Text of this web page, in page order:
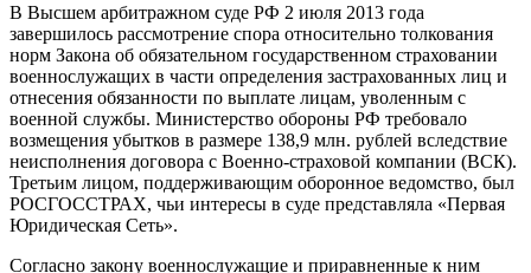
В Высшем арбитражном суде РФ 2 июля 2013 года
завершилось рассмотрение спора относительно толкования
норм Закона об обязательном государственном страховании
военнослужащих в части определения застрахованных лиц и
отнесения обязанности по выплате лицам, уволенным с
военной службы. Министерство обороны РФ требовало
возмещения убытков в размере 138,9 млн. рублей вследствие
неисполнения договора с Военно-страховой компании (ВСК).
Третьим лицом, поддерживающим оборонное ведомство, был
РОСГОССТРАХ, чьи интересы в суде представляла «Первая
Юридическая Сеть».
Согласно закону военнослужащие и приравненные к ним